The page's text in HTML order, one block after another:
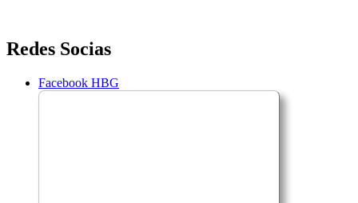
Saltar
para
conteúdo
Redes Socias
Facebook HBG